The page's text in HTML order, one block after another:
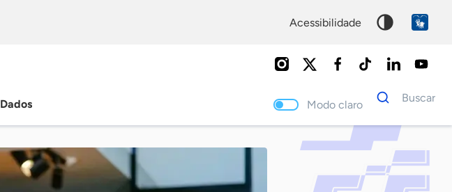
acessibilidade
Dados Modo claro
Dados
para
Buscar
Palavra
chave